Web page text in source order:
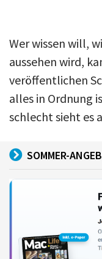
Wer wissen will,
aussehen wird,
veröffentlichen
alles in Ordnung
schlecht sieht es
SOMMER-